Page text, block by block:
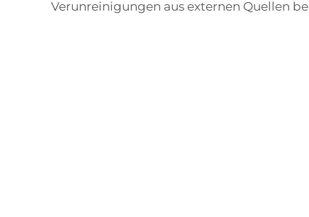
Verunreinigungen aus externen Quellen